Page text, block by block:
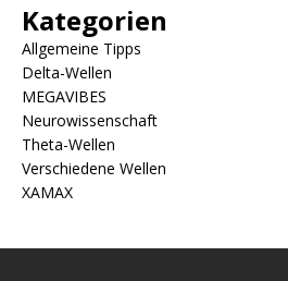
Kategorien
Allgemeine Tipps
Delta-Wellen
MEGAVIBES
Neurowissenschaft
Theta-Wellen
Verschiedene Wellen
XAMAX